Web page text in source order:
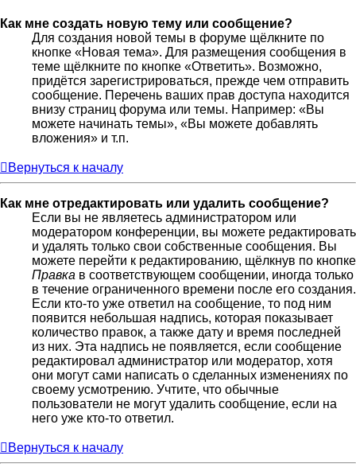
Как мне создать новую тему или сообщение?
Для создания новой темы в форуме щёлкните по
кнопке «Новая тема». Для размещения сообщения в
теме щёлкните по кнопке «Ответить». Возможно,
придётся зарегистрироваться, прежде чем отправить
сообщение. Перечень ваших прав доступа находится
внизу страниц форума или темы. Например: «Вы
можете начинать темы», «Вы можете добавлять
вложения» и т.п.
Вернуться к началу
Как мне отредактировать или удалить сообщение?
Если вы не являетесь администратором или
модератором конференции, вы можете редактировать
и удалять только свои собственные сообщения. Вы
можете перейти к редактированию, щёлкнув по кнопке
Правка в соответствующем сообщении, иногда только
в течение ограниченного времени после его создания.
Если кто-то уже ответил на сообщение, то под ним
появится небольшая надпись, которая показывает
количество правок, а также дату и время последней
из них. Эта надпись не появляется, если сообщение
редактировал администратор или модератор, хотя
они могут сами написать о сделанных изменениях по
своему усмотрению. Учтите, что обычные
пользователи не могут удалить сообщение, если на
него уже кто-то ответил.
Вернуться к началу